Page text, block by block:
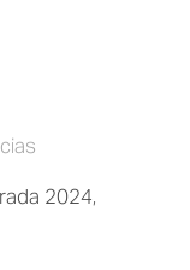
2024,